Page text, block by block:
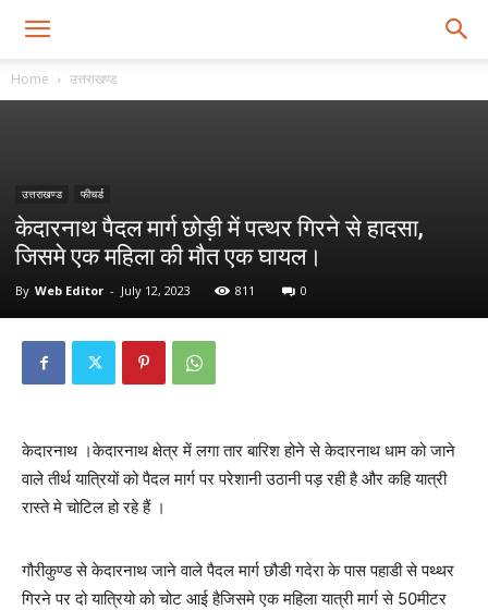
Home उत्तराखण्ड
उत्तराखण्ड फीचर्ड
केदारनाथ पैदल मार्ग छोड़ी में पत्थर गिरने से हादसा,
जिसमे एक महिला की मौत एक घायल।
By Web Editor - July 12, 2023 811 0
केदारनाथ ।केदारनाथ क्षेत्र में लगा तार बारिश होने से केदारनाथ धाम को जाने
वाले तीर्थ यात्रियों को पैदल मार्ग पर परेशानी उठानी पड़ रही है और कहि यात्री
रास्ते मे चोटिल हो रहे हैं ।
गौरीकुण्ड से केदारनाथ जाने वाले पैदल मार्ग छौडी गदेरा के पास पहाडी से पथ्थर
गिरने पर दो यात्रियो को चोट आई हैजिसमे एक महिला यात्री मार्ग से 50मीटर